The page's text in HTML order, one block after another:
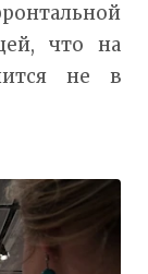
что на
не в